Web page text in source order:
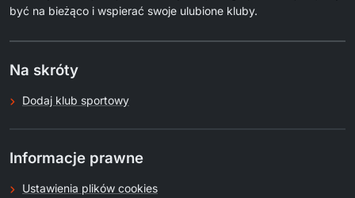
być na bieżąco i wspierać swoje ulubione kluby.
Na skróty
Dodaj klub sportowy
Informacje prawne
Ustawienia plików cookies